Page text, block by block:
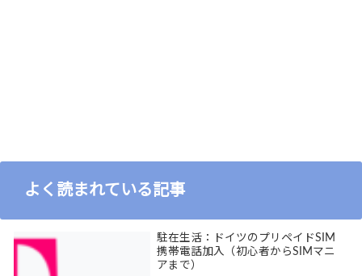
よく読まれている記事
駐在生活：ドイツのプリペイドSIM
携帯電話加入（初心者からSIMマニ
アまで）